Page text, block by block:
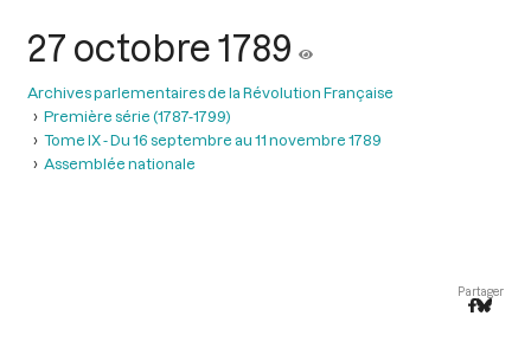
27 octobre 1789
Archives parlementaires de la Révolution Française
Première série (1787-1799)
Tome IX - Du 16 septembre au 11 novembre 1789
Assemblée nationale
Partager